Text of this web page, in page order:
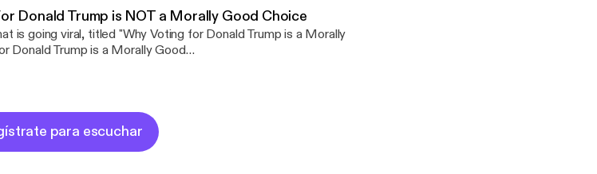
2016/07/29/theocracy/ The Failure of the War on
2016/08/05/legalize-drugs/ Johnson vs
epolls/2016/president/us/general_election_trump_vs_clinto
epolls/other/clinton_favorableunfavorable-1131.html Donald
epolls/other/trump_favorableunfavorable-5493.html
Donald Trump is NOT a Morally Good Choice
is going viral, titled "Why Voting for Donald Trump is a Morally
Patreon:
para escuchar